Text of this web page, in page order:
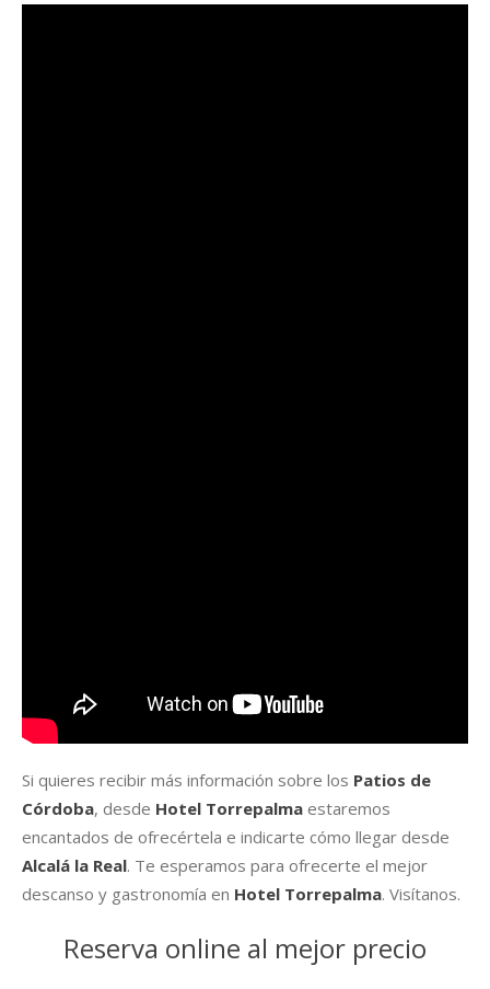
Si quieres recibir más información sobre los Patios de
Córdoba, desde Hotel Torrepalma estaremos
encantados de ofrecértela e indicarte cómo llegar desde
Alcalá la Real. Te esperamos para ofrecerte el mejor
descanso y gastronomía en Hotel Torrepalma. Visítanos.
Reserva online al mejor precio